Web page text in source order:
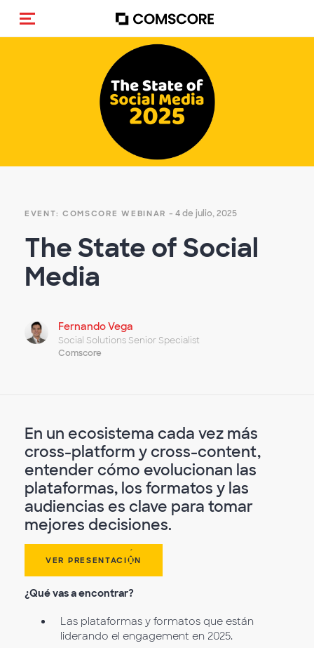
(Des)activar la navegación
EVENT: COMSCORE WEBINAR - 4 de julio, 2025
The State of Social
Media
Fernando Vega
Social Solutions Senior Specialist
Comscore
En un ecosistema cada vez más
cross-platform y cross-content,
entender cómo evolucionan las
plataformas, los formatos y las
audiencias es clave para tomar
mejores decisiones.
VER PRESENTACIÓN
¿Qué vas a encontrar?
Las plataformas y formatos que están
liderando el engagement en 2025.